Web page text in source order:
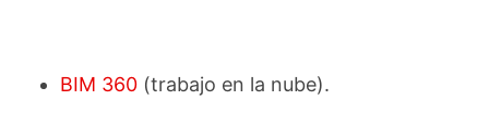
BIM 360 (trabajo en la nube).